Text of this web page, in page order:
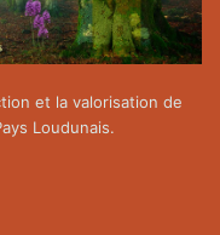
et la valorisation de
Loudunais.